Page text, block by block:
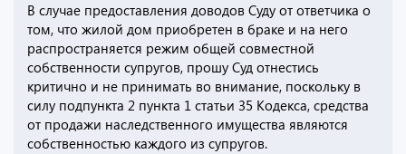
В случае предоставления доводов Суду от ответчика о
том, что жилой дом приобретен в браке и на него
распространяется режим общей совместной
собственности супругов, прошу Суд отнестись
критично и не принимать во внимание, поскольку в
силу подпункта 2 пункта 1 статьи 35 Кодекса, средства
от продажи наследственного имущества являются
собственностью каждого из супругов.